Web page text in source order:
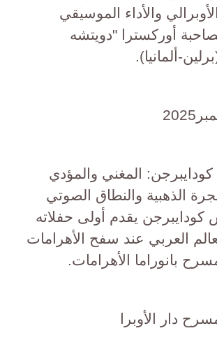
والأداء الموسيقي
أوركسترا "دويتشه
ألمانيا).
المغني والمؤدي
الذهبية والنطاق الصوتي
كودايبرجن يقدم أولى حفلاته
العربي عند سفح الأهرامات
بانوراما الأهرامات.
دار الأوبرا